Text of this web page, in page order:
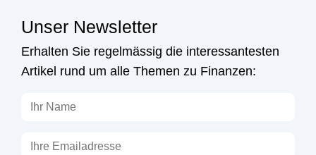
Unser Newsletter
Erhalten Sie regelmässig die interessantesten
Artikel rund um alle Themen zu Finanzen: